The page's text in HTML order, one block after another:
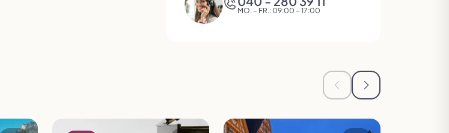
MO. – FR.: 09:00 – 17:00
Zur vorherigen Seite in
Zur nächsten
Reise öffnen